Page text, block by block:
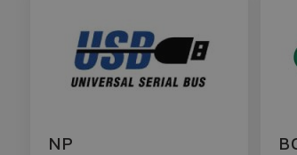
NP